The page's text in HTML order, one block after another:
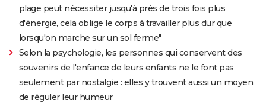
plage peut nécessiter jusqu'à près de trois fois plus
d'énergie, cela oblige le corps à travailler plus dur que
lorsqu'on marche sur un sol ferme"
Selon la psychologie, les personnes qui conservent des
souvenirs de l'enfance de leurs enfants ne le font pas
seulement par nostalgie : elles y trouvent aussi un moyen
de réguler leur humeur